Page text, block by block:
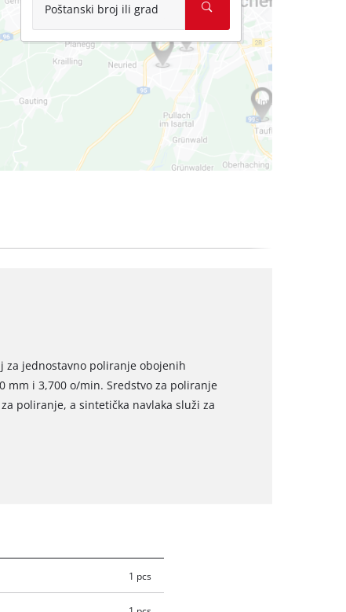
Poštanski broj ili grad
za jednostavno poliranje obojenih
i 3,700 o/min. Sredstvo za poliranje
poliranje, a sintetička navlaka služi za
1 pcs